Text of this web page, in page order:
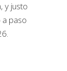
y justo
paso